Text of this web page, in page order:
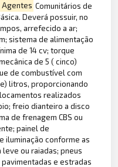
Agentes Comunitários de
Deverá possuir, no
arrefecido a ar;
sistema de alimentação
de 14 cv; torque
de 5 ( cinco)
de combustível com
litros, proporcionando
realizados
freio dianteiro a disco
de frenagem CBS ou
painel de
iluminação conforme as
leve ou raiadas; pneus
e estradas